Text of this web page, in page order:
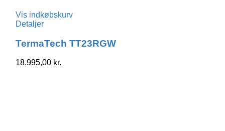
Vis indkøbskurv
Detaljer
TermaTech TT23RGW
18.995,00 kr.